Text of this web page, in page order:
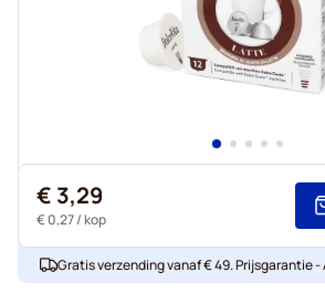
€ 3,29
€ 0,27/ kop
Gratis verzending vanaf € 49. Prijsgarantie